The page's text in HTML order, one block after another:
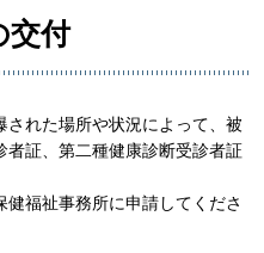
交付
れた場所や状況によって、被
証、第二種健康診断受診者証
福祉事務所に申請してくださ